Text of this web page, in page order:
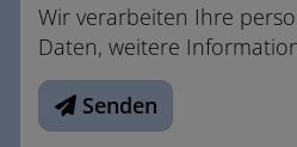
Wir verarbeiten Ihre
Daten, weitere
Senden